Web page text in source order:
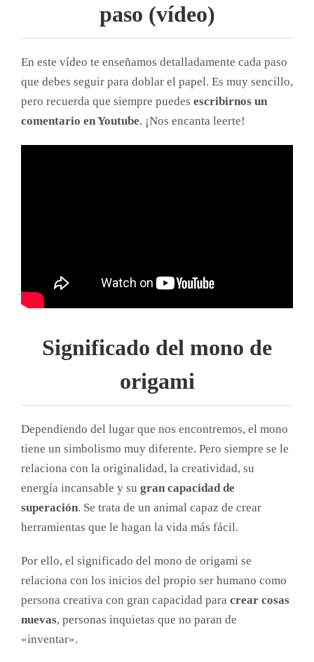
paso (vídeo)
En este vídeo te enseñamos detalladamente cada paso
que debes seguir para doblar el papel. Es muy sencillo,
pero recuerda que siempre puedes escribirnos un
comentario en Youtube. ¡Nos encanta leerte!
Significado del mono de
origami
Dependiendo del lugar que nos encontremos, el mono
tiene un simbolismo muy diferente. Pero siempre se le
relaciona con la originalidad, la creatividad, su
energía incansable y su gran capacidad de
superación. Se trata de un animal capaz de crear
herramientas que le hagan la vida más fácil.
Por ello, el significado del mono de origami se
relaciona con los inicios del propio ser humano como
persona creativa con gran capacidad para crear cosas
nuevas, personas inquietas que no paran de
«inventar».